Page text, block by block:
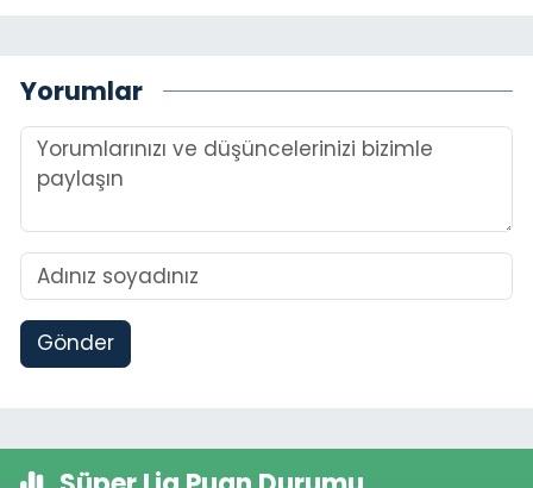
Yorumlar
Gönder